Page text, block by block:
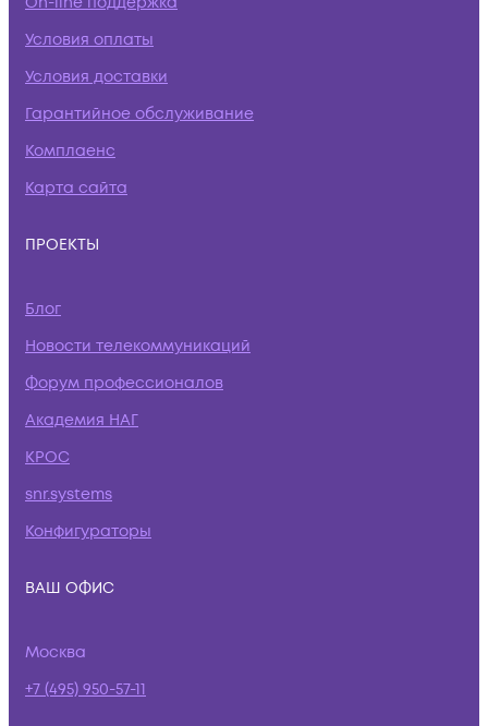
Условия оплаты
Условия доставки
Гарантийное обслуживание
Комплаенс
Карта сайта
ПРОЕКТЫ
Блог
Новости телекоммуникаций
Форум профессионалов
Академия НАГ
КРОС
snr.systems
Конфигураторы
ВАШ ОФИС
Москва
+7 (495) 950-57-11